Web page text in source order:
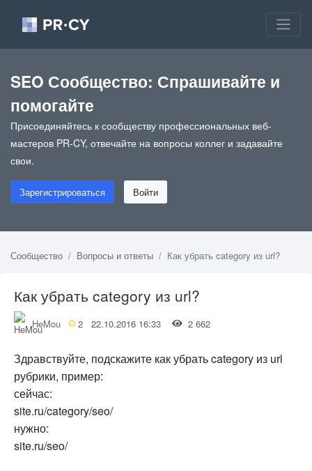
SEO Сообщество: Спрашивайте и
помогайте
Присоединяйтесь к сообществу профессиональных веб-
мастеров PR-CY, отвечайте на вопросы коллег и задавайте
свои.
Зарегистрироваться Войти
Сообщество Вопросы и ответы Как убрать category из url?
Как убрать category из url?
HeMou 2 22.10.2016 16:33 2 662
Здравствуйте, подскажите как убрать category из url
рубрики, пример:
сейчас:
site.ru/category/seo/
нужно:
site.ru/seo/